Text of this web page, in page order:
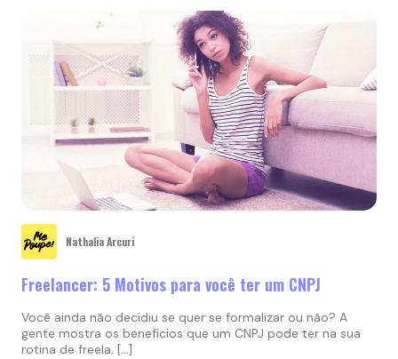
Nathalia Arcuri
Freelancer: 5 Motivos para você ter um CNPJ
Você ainda não decidiu se quer se formalizar ou não? A
gente mostra os benefícios que um CNPJ pode ter na sua
rotina de freela. […]